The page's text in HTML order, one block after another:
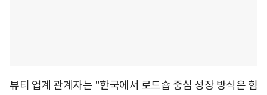
뷰티 업계 관계자는 "한국에서 로드숍 중심 성장 방식은 힘